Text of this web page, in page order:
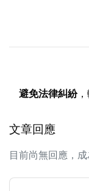
避免法律糾紛，
文章回應
目前尚無回應，